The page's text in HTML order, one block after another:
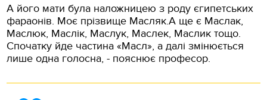
А його мати була наложницею з роду єгипетських
фараонів. Моє прізвище Масляк.А ще є Маслак,
Маслюк, Маслік, Маслук, Маслек, Маслик тощо.
Спочатку йде частина «Масл», а далі змінюється
лише одна голосна, - пояснює професор.